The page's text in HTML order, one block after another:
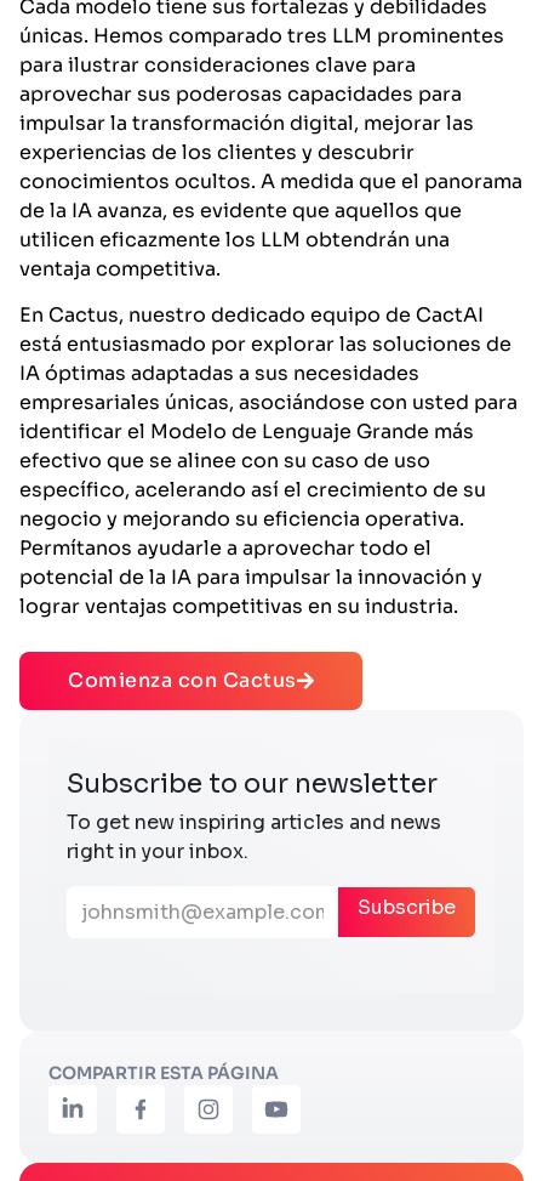
Cada modelo tiene sus fortalezas y debilidades
únicas. Hemos comparado tres LLM prominentes
para ilustrar consideraciones clave para
aprovechar sus poderosas capacidades para
impulsar la transformación digital, mejorar las
experiencias de los clientes y descubrir
conocimientos ocultos. A medida que el panorama
de la IA avanza, es evidente que aquellos que
utilicen eficazmente los LLM obtendrán una
ventaja competitiva.
En Cactus, nuestro dedicado equipo de CactAI
está entusiasmado por explorar las soluciones de
IA óptimas adaptadas a sus necesidades
empresariales únicas, asociándose con usted para
identificar el Modelo de Lenguaje Grande más
efectivo que se alinee con su caso de uso
específico, acelerando así el crecimiento de su
negocio y mejorando su eficiencia operativa.
Permítanos ayudarle a aprovechar todo el
potencial de la IA para impulsar la innovación y
lograr ventajas competitivas en su industria.
Comienza con Cactus
COMPARTIR ESTA PÁGINA